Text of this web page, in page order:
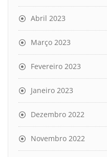
Abril 2023
Março 2023
Fevereiro 2023
Janeiro 2023
Dezembro 2022
Novembro 2022